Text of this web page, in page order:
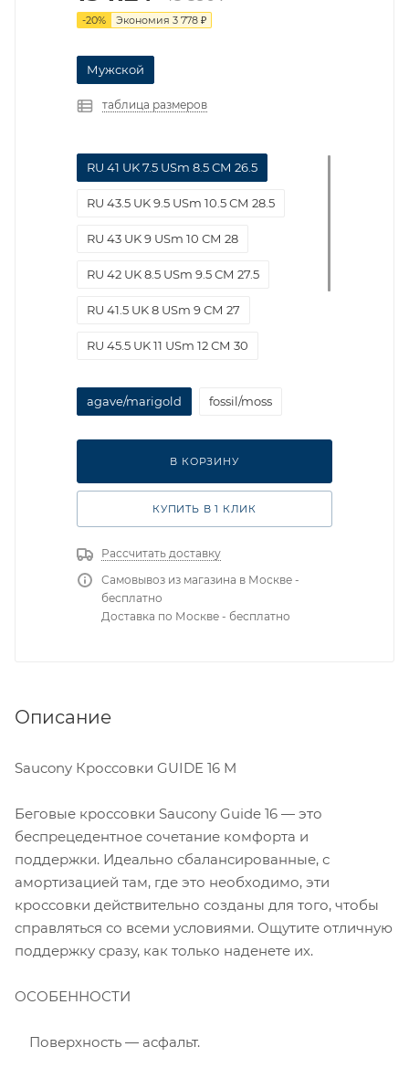
-20% Экономия 3 778 ₽
Мужской
таблица размеров
RU 41 UK 7.5 USm 8.5 СМ 26.5
RU 43.5 UK 9.5 USm 10.5 СМ 28.5
RU 43 UK 9 USm 10 СМ 28
RU 42 UK 8.5 USm 9.5 СМ 27.5
RU 41.5 UK 8 USm 9 СМ 27
RU 45.5 UK 11 USm 12 СМ 30
RU 40 UK 7 USm 8 СМ 26
agave/marigold fossil/moss
В КОРЗИНУ
КУПИТЬ В 1 КЛИК
Рассчитать доставку
Самовывоз из магазина в Москве -
бесплатно
Доставка по Москве - бесплатно
Описание
Saucony Кроссовки GUIDE 16 M
Беговые кроссовки Saucony Guide 16 — это
беспрецедентное сочетание комфорта и
поддержки. Идеально сбалансированные, с
амортизацией там, где это необходимо, эти
кроссовки действительно созданы для того, чтобы
справляться со всеми условиями. Ощутите отличную
поддержку сразу, как только наденете их.
ОСОБЕННОСТИ
Поверхность — асфальт.